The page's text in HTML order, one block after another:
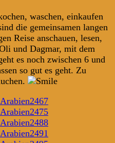
waschen, einkaufen
die gemeinsamen langen
Reise anschauen, lesen,
und Dagmar, mit dem
es noch zwischen 6 und
so gut es geht. Zu